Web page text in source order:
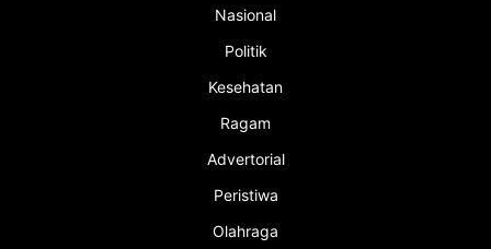
Nasional
Politik
Kesehatan
Ragam
Advertorial
Peristiwa
Olahraga